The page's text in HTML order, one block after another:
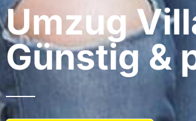
Umzug
Günstig &